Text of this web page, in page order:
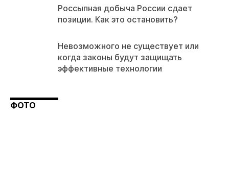
Россыпная добыча России сдает
позиции. Как это остановить?
Невозможного не существует или
когда законы будут защищать
эффективные технологии
ФОТО